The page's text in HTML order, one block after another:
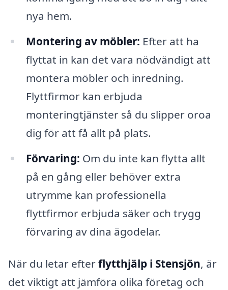
nya hem.
Montering av möbler: Efter att ha
flyttat in kan det vara nödvändigt att
montera möbler och inredning.
Flyttfirmor kan erbjuda
monteringtjänster så du slipper oroa
dig för att få allt på plats.
Förvaring: Om du inte kan flytta allt
på en gång eller behöver extra
utrymme kan professionella
flyttfirmor erbjuda säker och trygg
förvaring av dina ägodelar.
När du letar efterflytthjälp i Stensjön, är
det viktigt att jämföra olika företag och